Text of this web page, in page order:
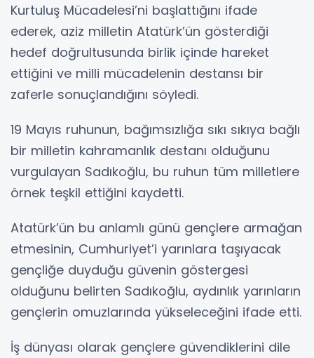
Kurtuluş Mücadelesi’ni başlattığını ifade
ederek, aziz milletin Atatürk’ün gösterdiği
hedef doğrultusunda birlik içinde hareket
ettiğini ve milli mücadelenin destansı bir
zaferle sonuçlandığını söyledi.
19 Mayıs ruhunun, bağımsızlığa sıkı sıkıya bağlı
bir milletin kahramanlık destanı olduğunu
vurgulayan Sadıkoğlu, bu ruhun tüm milletlere
örnek teşkil ettiğini kaydetti.
Atatürk’ün bu anlamlı günü gençlere armağan
etmesinin, Cumhuriyet’i yarınlara taşıyacak
gençliğe duyduğu güvenin göstergesi
olduğunu belirten Sadıkoğlu, aydınlık yarınların
gençlerin omuzlarında yükseleceğini ifade etti.
İş dünyası olarak gençlere güvendiklerini dile